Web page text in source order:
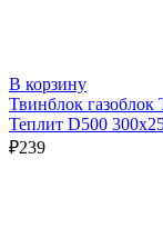
В корзину
Твинблок газоблок
Теплит D500
₽239